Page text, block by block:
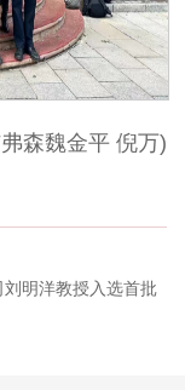
森魏金平 倪万)
明洋教授入选首批